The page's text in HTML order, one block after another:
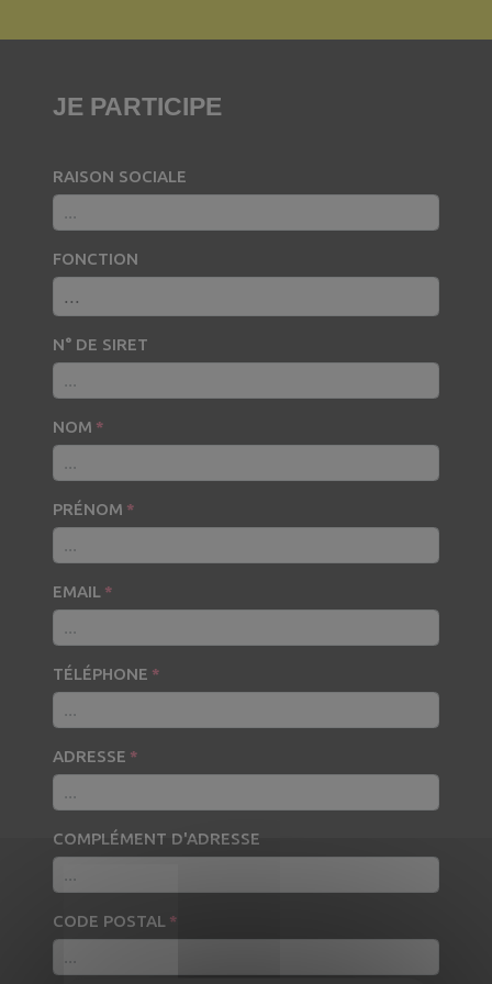
JE PARTICIPE
RAISON SOCIALE
FONCTION
N° DE SIRET
NOM
PRÉNOM
EMAIL
TÉLÉPHONE
ADRESSE
COMPLÉMENT D'ADRESSE
CODE POSTAL